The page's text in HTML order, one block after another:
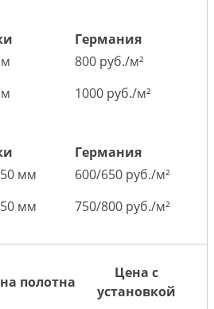
Германия
800 руб./м²
1000 руб./м²
Германия
мм
600/650 руб./м²
мм 750/800 руб./м²
полотна
Цена с
установкой